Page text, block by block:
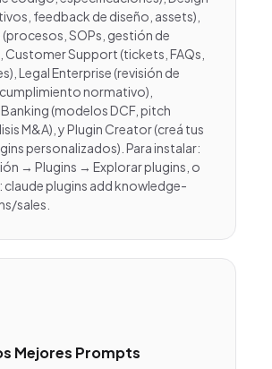
feedback de diseño, assets),
SOPs, gestión de
Support (tickets, FAQs,
Legal Enterprise (revisión de
normativo),
(modelos DCF, pitch
M&A), y Plugin Creator (creá tus
personalizados). Para instalar:
→ Plugins → Explorar plugins, o
claude plugins add knowledge-
sales.
Mejores Prompts